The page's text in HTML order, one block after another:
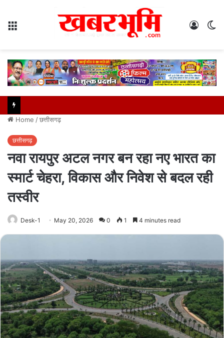
Log
Home /छत्तीसगढ़
छत्तीसगढ़
नवा रायपुर अटल नगर बन रहा नए भारत का
स्मार्ट चेहरा, विकास और निवेश से बदल रही
तस्वीर
Desk-1 May 20, 2026 0 1 4 minutes read